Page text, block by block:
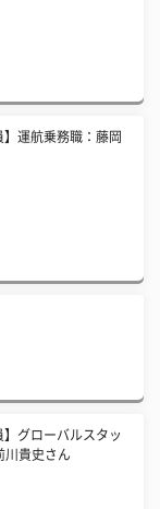
】運航乗務職：藤岡
】グローバルスタッ
川貴史さん